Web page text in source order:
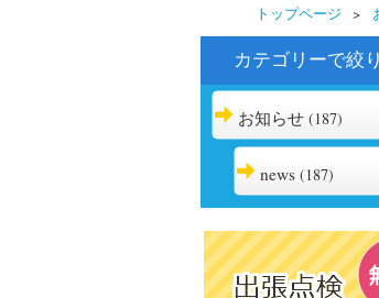
アルト水
る理由
トップページ
カテゴリーで絞
お知らせ (187)
news (187)